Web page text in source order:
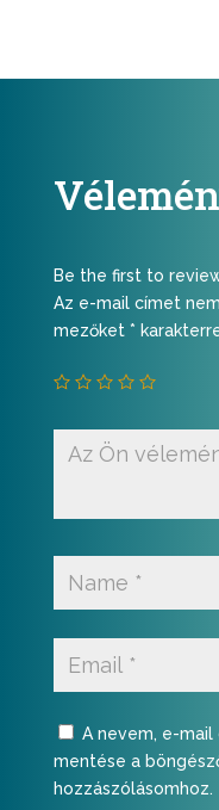
Be the first to review
Az e-mail címet
mezőket *
A nevem, e-
mentése a
hozzászólásomhoz.